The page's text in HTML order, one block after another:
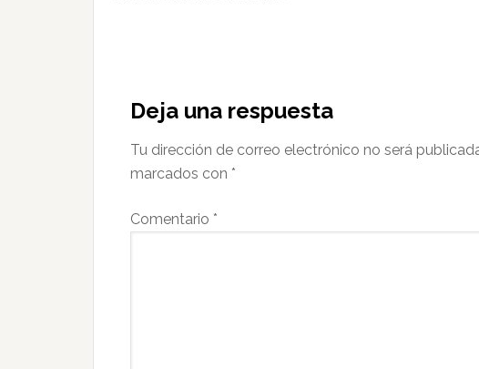
con
lectores
Deja una respuesta
Tu dirección de correo electrónico no será
marcados con *
Comentario *